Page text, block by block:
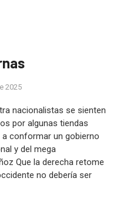
2025
nacionalistas se sienten
por algunas tiendas
conformar un gobierno
y del mega
Que la derecha retome
no debería ser